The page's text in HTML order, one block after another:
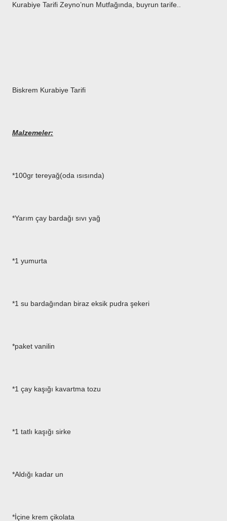
Kurabiye Tarifi Zeyno’nun Mutfağında, buyrun tarife..
Biskrem Kurabiye Tarifi
Malzemeler:
*100gr tereyağ(oda ısısında)
*Yarım çay bardağı sıvı yağ
*1 yumurta
*1 su bardağından biraz eksik pudra şekeri
*paket vanilin
*1 çay kaşığı kavartma tozu
*1 tatlı kaşığı sirke
*Aldığı kadar un
*İçine krem çikolata